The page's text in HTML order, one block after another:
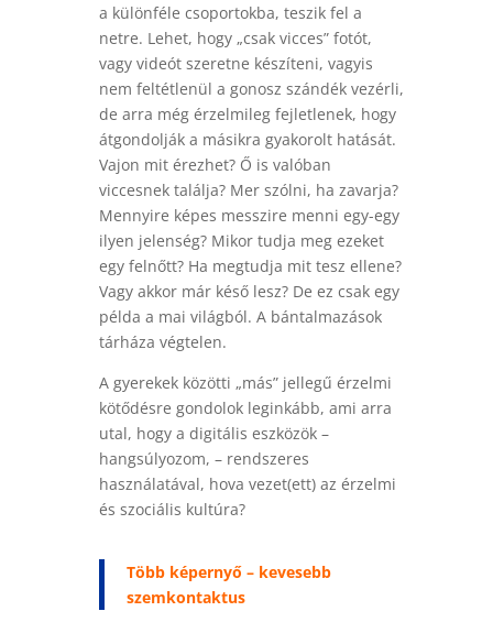
a különféle csoportokba, teszik fel a
netre. Lehet, hogy „csak vicces” fotót,
vagy videót szeretne készíteni, vagyis
nem feltétlenül a gonosz szándék vezérli,
de arra még érzelmileg fejletlenek, hogy
átgondolják a másikra gyakorolt hatását.
Vajon mit érezhet? Ő is valóban
viccesnek találja? Mer szólni, ha zavarja?
Mennyire képes messzire menni egy-egy
ilyen jelenség? Mikor tudja meg ezeket
egy felnőtt? Ha megtudja mit tesz ellene?
Vagy akkor már késő lesz? De ez csak egy
példa a mai világból. A bántalmazások
tárháza végtelen.
A gyerekek közötti „más” jellegű érzelmi
kötődésre gondolok leginkább, ami arra
utal, hogy a digitális eszközök –
hangsúlyozom, – rendszeres
használatával, hova vezet(ett) az érzelmi
és szociális kultúra?
Több képernyő – kevesebb
szemkontaktus